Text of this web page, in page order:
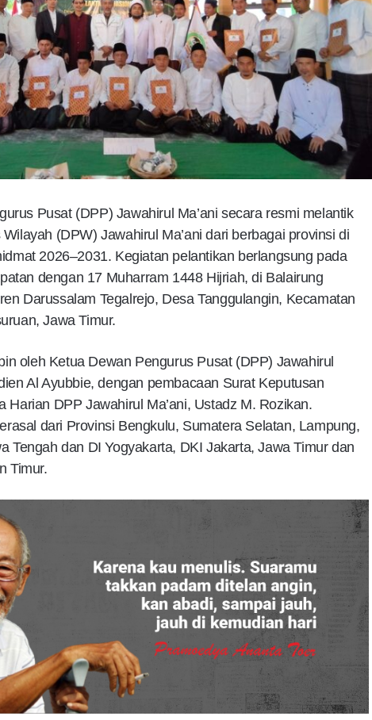
Pusat (DPP) Jawahirul Ma’ani secara resmi melantik
(DPW) Jawahirul Ma’ani dari berbagai provinsi di
2026–2031. Kegiatan pelantikan berlangsung pada
dengan 17 Muharram 1448 Hijriah, di Balairung
Darussalam Tegalrejo, Desa Tanggulangin, Kecamatan
Jawa Timur.
oleh Ketua Dewan Pengurus Pusat (DPP) Jawahirul
Al Ayubbie, dengan pembacaan Surat Keputusan
Harian DPP Jawahirul Ma’ani, Ustadz M. Rozikan.
dari Provinsi Bengkulu, Sumatera Selatan, Lampung,
Tengah dan DI Yogyakarta, DKI Jakarta, Jawa Timur dan
Timur.